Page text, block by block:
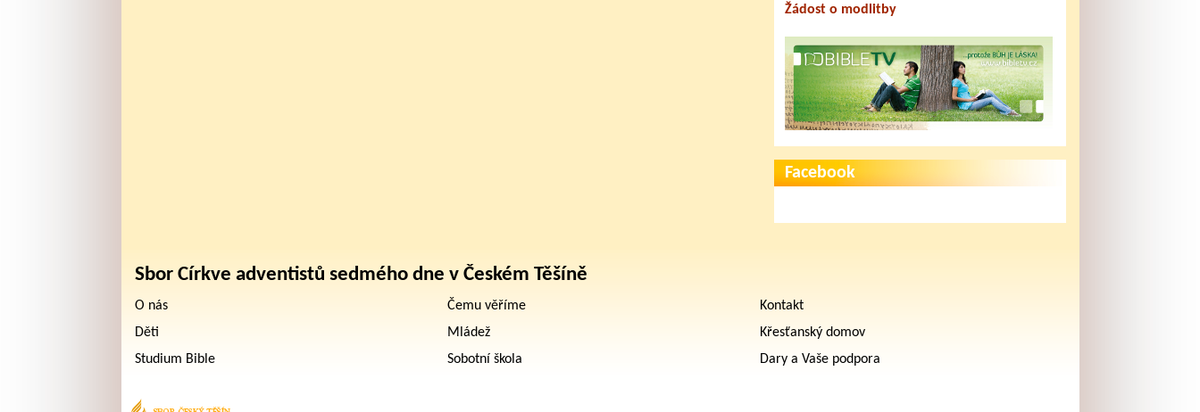
Žádost o modlitby
Facebook
Sbor Církve adventistů sedmého dne v Českém Těšíně
O nás Čemu věříme
Kontakt
Děti
Mládež
Křesťanský domov
Studium Bible
Sobotní škola Dary a Vaše podpora